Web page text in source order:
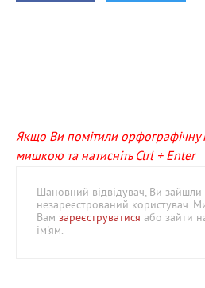
Якщо Ви помітили орфографічну
мишкою та натисніть Ctrl + Enter
Шановний відвідувач, Ви зайшли
незареєстрований користувач.
Вам зареєструватися або зайти
ім'ям.